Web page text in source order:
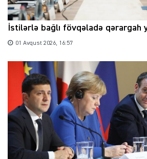
İstilərlə bağlı fövqəladə qərargah
01 Avqust 2026, 16:57